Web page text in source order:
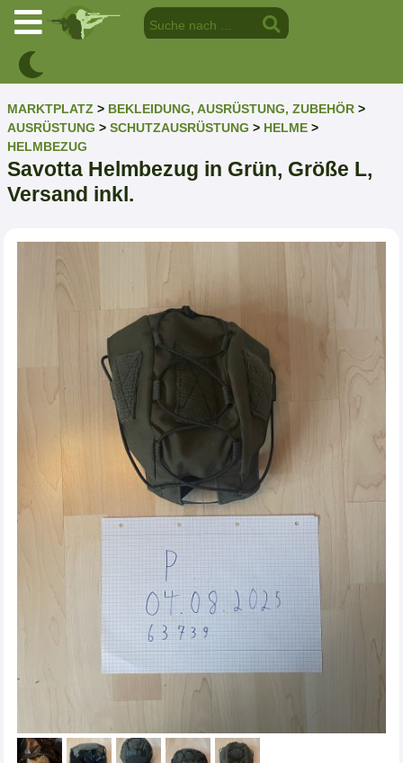
MARKTPLATZ > BEKLEIDUNG, AUSRÜSTUNG, ZUBEHÖR >
AUSRÜSTUNG > SCHUTZAUSRÜSTUNG > HELME >
HELMBEZUG
Savotta Helmbezug in Grün, Größe L,
Versand inkl.